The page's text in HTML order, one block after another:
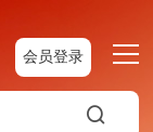
会员登录